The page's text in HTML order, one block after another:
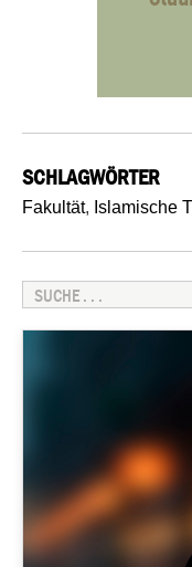
SCHLAGWÖRTER
Fakultät, Islamische